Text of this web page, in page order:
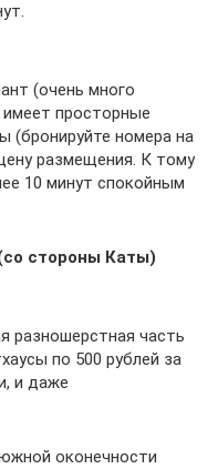
(очень много
просторные
(бронируйте номера на
размещения. К тому
10 минут спокойным
стороны Каты)
разношерстная часть
по 500 рублей за
и даже
оконечности